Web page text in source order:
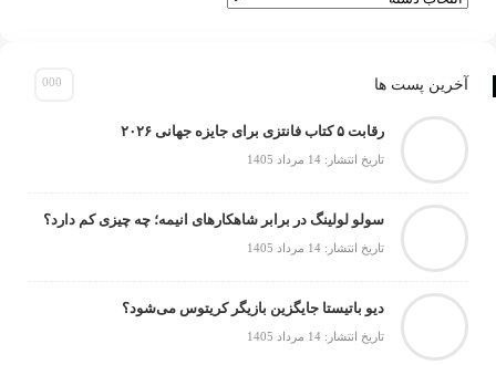
پست ها
رقابت ۵ کتاب فانتزی برای جایزه جهانی ۲۰۲۶
تاریخ انتشار: 14 مرداد 1405
سولو لولینگ در برابر شاهکارهای انیمه؛ چه چیزی کم دارد؟
تاریخ انتشار: 14 مرداد 1405
دیو باتیستا جایگزین بازیگر کریتوس می‌شود؟
تاریخ انتشار: 14 مرداد 1405